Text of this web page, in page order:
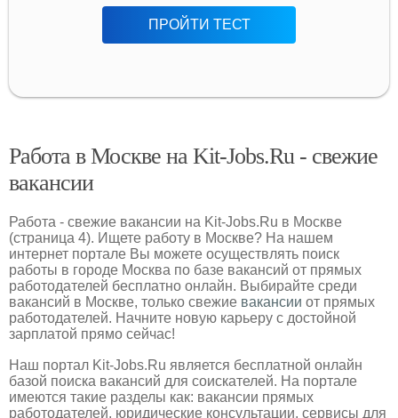
ПРОЙТИ ТЕСТ
Работа в Москве на Kit-Jobs.Ru - свежие
вакансии
Работа - свежие вакансии на Kit-Jobs.Ru в Москве
(страница 4). Ищете работу в Москве? На нашем
интернет портале Вы можете осуществлять поиск
работы в городе Москва по базе вакансий от прямых
работодателей бесплатно онлайн. Выбирайте среди
вакансий в Москве, только свежие вакансии от прямых
работодателей. Начните новую карьеру с достойной
зарплатой прямо сейчас!
Наш портал Kit-Jobs.Ru является бесплатной онлайн
базой поиска вакансий для соискателей. На портале
имеются такие разделы как: вакансии прямых
работодателей, юридические консультации, сервисы для